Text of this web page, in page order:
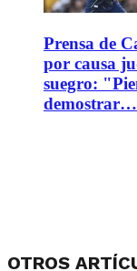
Prensa de
por causa
suegro:
OTROS